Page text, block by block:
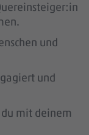
und
und
du mit deinem